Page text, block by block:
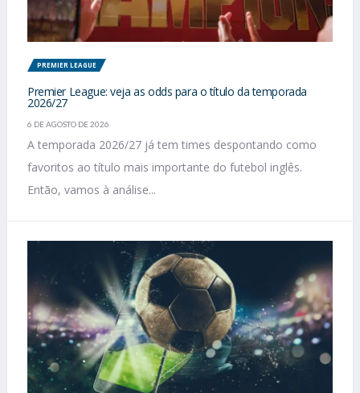
PREMIER LEAGUE
Premier League: veja as odds para o título da temporada
2026/27
6 DE AGOSTO DE 2026
A temporada 2026/27 já tem times despontando como
favoritos ao título mais importante do futebol inglês.
Então, vamos à análise...